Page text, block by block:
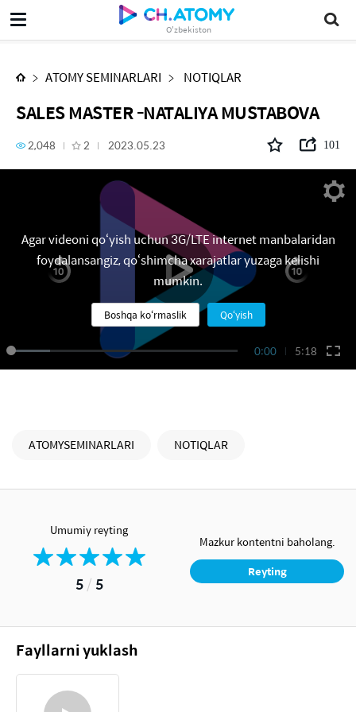
O'zbekiston
SALES MASTER -NATALIYA MUSTABOVA
ATOMY SEMINARLARI NOTIQLAR
SALES MASTER -NATALIYA MUSTABOVA
2,048 2 2023.05.23 101
0:00 5:18
Agar videoni qo‘yish uchun 3G/LTE internet manbalaridan
foydalansangiz, qo‘shimcha xarajatlar yuzaga kelishi
mumkin.
Boshqa ko‘rmaslik Qo‘yish
ATOMYSEMINARLARI NOTIQLAR
Umumiy reyting
5/ 5
Mazkur kontentni baholang.
Reyting
Fayllarni yuklash